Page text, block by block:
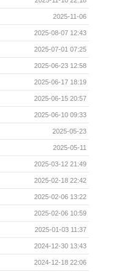
2025-11-06
2025-08-07 12:43
2025-07-01 07:25
2025-06-23 12:58
2025-06-17 18:19
2025-06-15 20:57
2025-06-10 09:33
2025-05-23
2025-05-11
2025-03-12 21:49
2025-02-18 22:42
2025-02-06 13:22
2025-02-06 10:59
2025-01-03 11:37
2024-12-30 13:43
2024-12-18 22:06